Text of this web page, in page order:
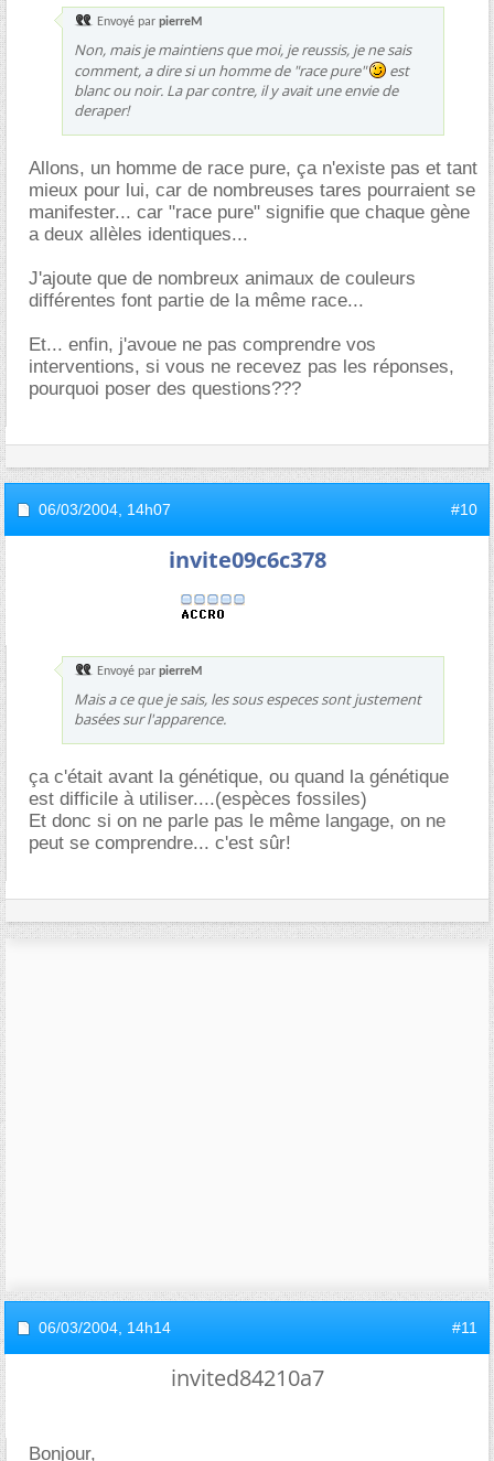
Envoyé par pierreM
Non, mais je maintiens que moi, je reussis, je ne sais
comment, a dire si un homme de "race pure"
est
blanc ou noir. La par contre, il y avait une envie de
deraper!
Allons, un homme de race pure, ça n'existe pas et tant
mieux pour lui, car de nombreuses tares pourraient se
manifester... car "race pure" signifie que chaque gène
a deux allèles identiques...
J'ajoute que de nombreux animaux de couleurs
différentes font partie de la même race...
Et... enfin, j'avoue ne pas comprendre vos
interventions, si vous ne recevez pas les réponses,
pourquoi poser des questions???
06/03/2004, 14h07 #10
invite09c6c378
Envoyé par pierreM
Mais a ce que je sais, les sous especes sont justement
basées sur l'apparence.
ça c'était avant la génétique, ou quand la génétique
est difficile à utiliser....(espèces fossiles)
Et donc si on ne parle pas le même langage, on ne
peut se comprendre... c'est sûr!
06/03/2004, 14h14 #11
invited84210a7
Bonjour,